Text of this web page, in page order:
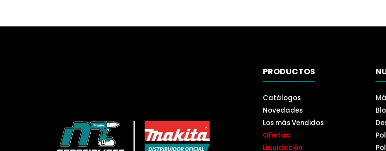
PRODUCTOS
Catálogos
Novedades
Los más Vendidos
Ofertas
Liquidación